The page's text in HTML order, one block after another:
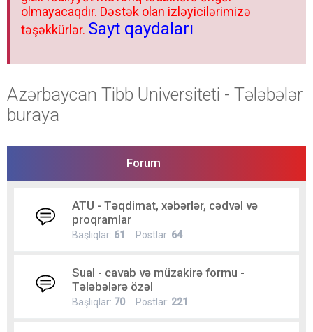
olmayacaqdır. Dəstək olan izləyicilərimizə
təşəkkürlər. Sayt qaydaları
Azərbaycan Tibb Universiteti - Tələbələr
buraya
Forum
ATU - Təqdimat, xəbərlər, cədvəl və
proqramlar
Başlıqlar: 61 Postlar: 64
Sual - cavab və müzakirə formu -
Tələbələrə özəl
Başlıqlar: 70 Postlar: 221